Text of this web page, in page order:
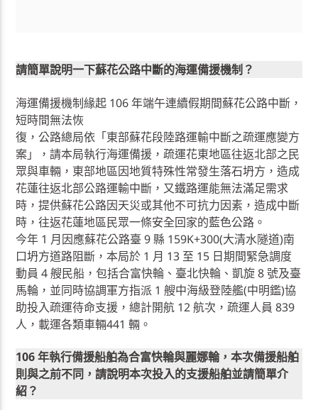
請簡單說明一下蘇花公路中斷的海運備援機制？
海運備援機制緣起 106 年端午連續假期間蘇花公路中斷，
短時間無法恢
復，公路總局依「東部蘇花段陸路運輸中斷之疏運應變方
案」，請本局執行海運備援，疏運花東地區往返北部之民
眾與車輛，東部地區因地質特殊性常發生落石坍方，造成
花蓮往返北部公路運輸中斷，又鐵路運能無法滿足需求
時，提供蘇花公路因天災或其他不可抗力因素，造成中斷
時，往返花蓮地區民眾一條安全回家的藍色公路。
今年 1 月因應蘇花公路臺 9 縣 159K+300(大清水隧道)南
口坍方道路阻斷，本局於 1 月 13 至 15 日期間緊急調度
動員 4 艘民船，包括合富快輪、臺北快輪、凱旋 8 號及臺
馬輪，並同時協調軍方指派 1 艘中海級登陸艦(中明鑑)協
助投入疏運待命支援，總計開航 12 航次，疏運人員 839
人，載運各類車輛441 輛。
106 年執行備援船舶為合富快輪與麗娜輪，本次備援船舶
則與之前不同，請說明本次投入的支援船舶並請簡單介
紹？